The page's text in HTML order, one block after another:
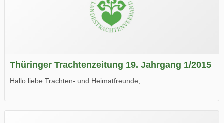
Thüringer Trachtenzeitung 19. Jahrgang 1/2015
Hallo liebe Trachten- und Heimatfreunde,
Wir wünschen Euch viel Spaß beim Lesen.